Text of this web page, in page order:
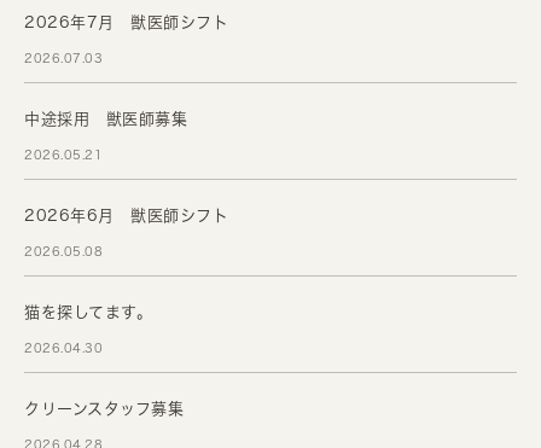
2026年7月 獣医師シフト
2026.07.03
中途採用 獣医師募集
2026.05.21
2026年6月 獣医師シフト
2026.05.08
猫を探してます。
2026.04.30
クリーンスタッフ募集
2026.04.28